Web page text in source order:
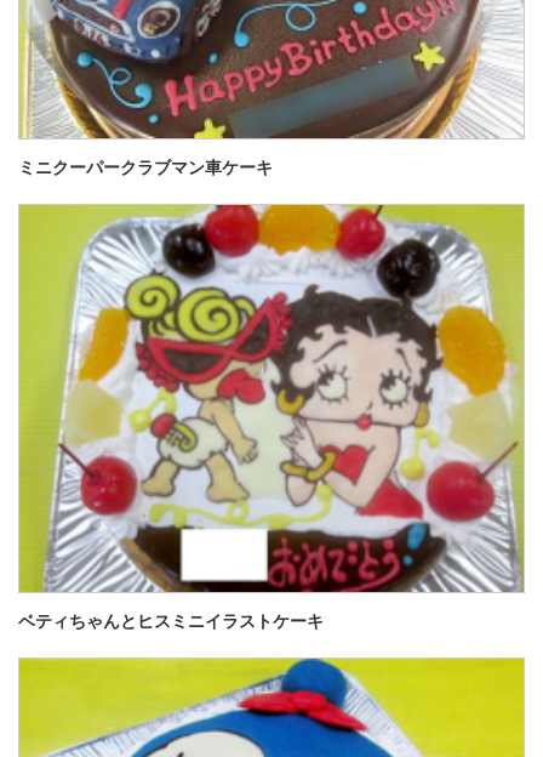
ミニクーパークラブマン車ケーキ
ベティちゃんとヒスミニイラストケーキ